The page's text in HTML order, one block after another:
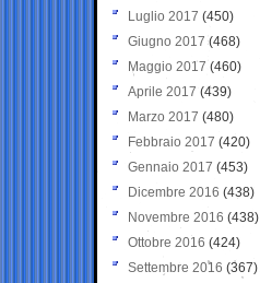
Luglio 2017 (450)
Giugno 2017 (468)
Maggio 2017 (460)
Aprile 2017 (439)
Marzo 2017 (480)
Febbraio 2017 (420)
Gennaio 2017 (453)
Dicembre 2016 (438)
Novembre 2016 (438)
Ottobre 2016 (424)
Settembre 2016 (367)